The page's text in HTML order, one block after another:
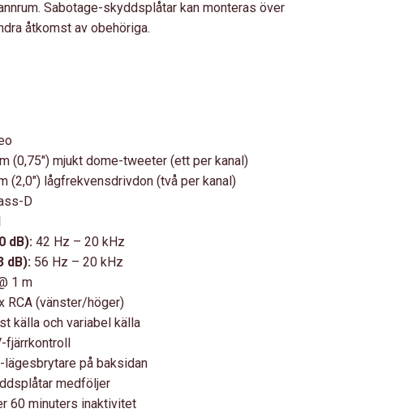
Sabotage-skyddsplåtar kan monteras över
åtkomst av obehöriga.
(0,75″) mjukt dome-tweeter (ett per kanal)
(2,0″) lågfrekvensdrivdon (två per kanal)
D
dB):42 Hz – 20 kHz
dB):56 Hz – 20 kHz
1 m
RCA (vänster/höger)
källa och variabel källa
fjärrkontroll
på baksidan
medföljer
60 minuters inaktivitet